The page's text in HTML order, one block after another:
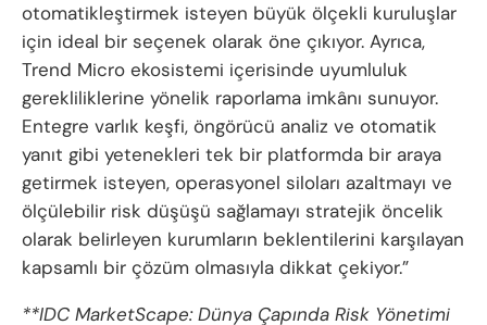
otomatikleştirmek isteyen büyük ölçekli kuruluşlar
için ideal bir seçenek olarak öne çıkıyor. Ayrıca,
Trend Micro ekosistemi içerisinde uyumluluk
gerekliliklerine yönelik raporlama imkânı sunuyor.
Entegre varlık keşfi, öngörücü analiz ve otomatik
yanıt gibi yetenekleri tek bir platformda bir araya
getirmek isteyen, operasyonel siloları azaltmayı ve
ölçülebilir risk düşüşü sağlamayı stratejik öncelik
olarak belirleyen kurumların beklentilerini karşılayan
kapsamlı bir çözüm olmasıyla dikkat çekiyor.”
**IDC MarketScape: Dünya Çapında Risk Yönetimi